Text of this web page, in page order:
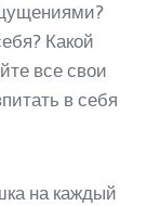
Какой
все свои
в себя
на каждый